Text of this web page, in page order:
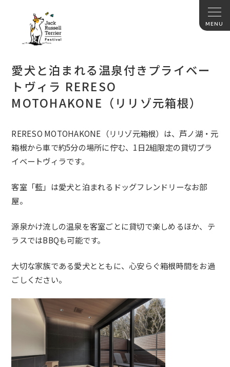
愛犬と泊まれる温泉付きプライベー
トヴィラ RERESO
MOTOHAKONE（リリゾ元箱根）
RERESO MOTOHAKONE（リリゾ元箱根）は、芦ノ湖・ 元
箱根から車で約5分の場所に佇む、 1日2組限定の貸切プラ
イベートヴィラです。
客室「藍」は愛犬と泊まれるドッグフレンドリーなお部
屋。
源泉かけ流しの温泉を客室ごとに貸切で楽しめるほか、テ
ラスではBBQも可能です。
大切な家族である愛犬とともに、心安らぐ箱根時間をお過
ごしください。